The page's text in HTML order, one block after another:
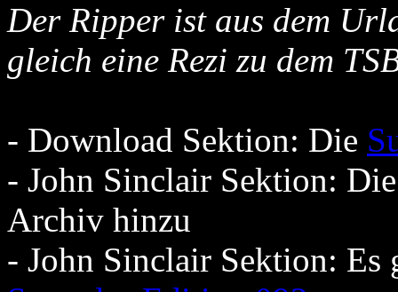
Der Ripper ist aus dem
gleich eine Rezi zu dem
- Download Sektion: Die
- John Sinclair Sektion:
Archiv hinzu
- John Sinclair Sektion: Es